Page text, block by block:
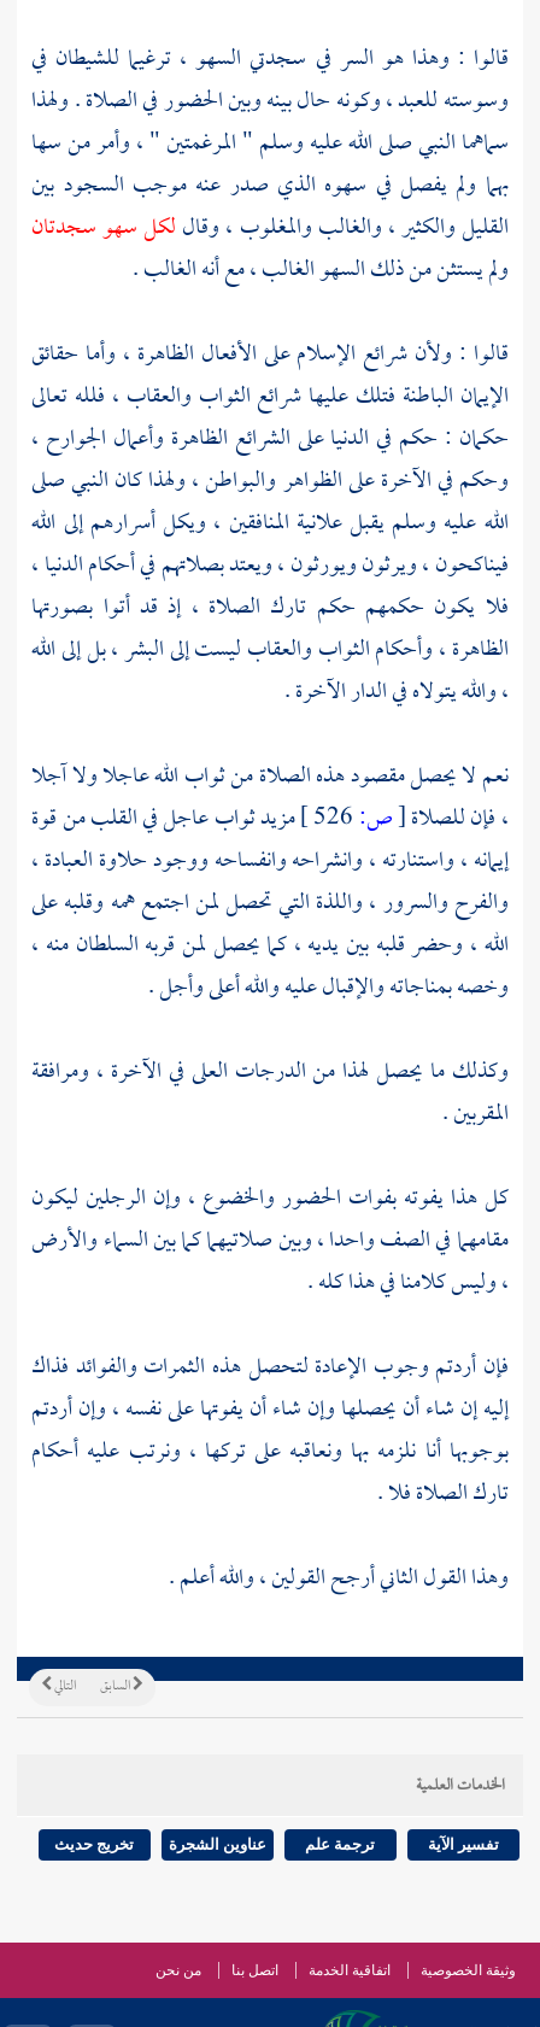
قالوا : وهذا هو السر في سجدتي السهو ، ترغيما للشيطان في
وسوسته للعبد ، وكونه حال بينه وبين الحضور في الصلاة . ولهذا
سماهما النبي صلى الله عليه وسلم " المرغمتين " ، وأمر من سها
بهما ولم يفصل في سهوه الذي صدر عنه موجب السجود بين
القليل والكثير ، والغالب والمغلوب ، وقاللكل سهو سجدتان
ولم يستثن من ذلك السهو الغالب ، مع أنه الغالب .
قالوا : ولأن شرائع الإسلام على الأفعال الظاهرة ، وأما حقائق
الإيمان الباطنة فتلك عليها شرائع الثواب والعقاب ، فلله تعالى
حكمان : حكم في الدنيا على الشرائع الظاهرة وأعمال الجوارح ،
وحكم في الآخرة على الظواهر والبواطن ، ولهذا كان النبي صلى
الله عليه وسلم يقبل علانية المنافقين ، ويكل أسرارهم إلى الله
فيناكحون ، ويرثون ويورثون ، ويعتد بصلاتهم في أحكام الدنيا ،
فلا يكون حكمهم حكم تارك الصلاة ، إذ قد أتوا بصورتها
الظاهرة ، وأحكام الثواب والعقاب ليست إلى البشر ، بل إلى الله
، والله يتولاه في الدار الآخرة .
نعم لا يحصل مقصود هذه الصلاة من ثواب الله عاجلا ولا آجلا
، فإن للصلاة[ص:
مزيد ثواب عاجل في القلب من قوة
إيمانه ، واستنارته ، وانشراحه وانفساحه ووجود حلاوة العبادة ،
والفرح والسرور ، واللذة التي تحصل لمن اجتمع همه وقلبه على
الله ، وحضر قلبه بين يديه ، كما يحصل لمن قربه السلطان منه ،
وخصه بمناجاته والإقبال عليه والله أعلى وأجل .
وكذلك ما يحصل لهذا من الدرجات العلى في الآخرة ، ومرافقة
المقربين .
كل هذا يفوته بفوات الحضور والخضوع ، وإن الرجلين ليكون
مقامهما في الصف واحدا ، وبين صلاتيهما كما بين السماء والأرض
، وليس كلامنا في هذا كله .
فإن أردتم وجوب الإعادة لتحصل هذه الثمرات والفوائد فذاك
إليه إن شاء أن يحصلها وإن شاء أن يفوتها على نفسه ، وإن أردتم
بوجوبها أنا نلزمه بها ونعاقبه على تركها ، ونرتب عليه أحكام
تارك الصلاة فلا .
وهذا القول الثاني أرجح القولين ، والله أعلم .
التالي السابق
الخدمات العلمية
تفسير الآية ترجمة علم عناوين الشجرة تخريج حديث
وثيقة الخصوصية اتفاقية الخدمة اتصل بنا من نحن